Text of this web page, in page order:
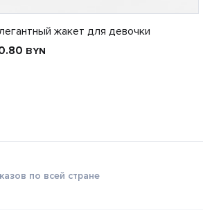
жакет для девочки
BYN
по всей стране